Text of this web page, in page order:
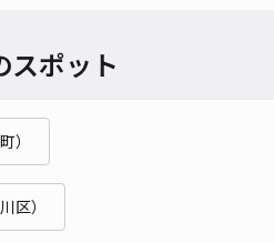
スポット
）
区）